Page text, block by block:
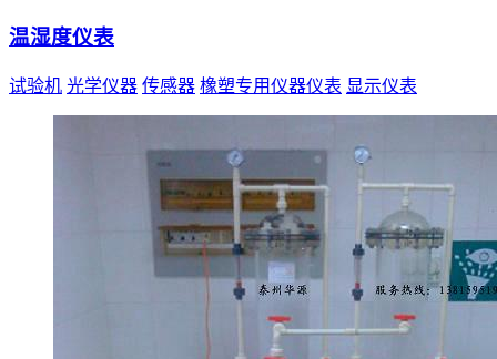
温湿度仪表
试验机 光学仪器 传感器 橡塑专用仪器仪表 显示仪表